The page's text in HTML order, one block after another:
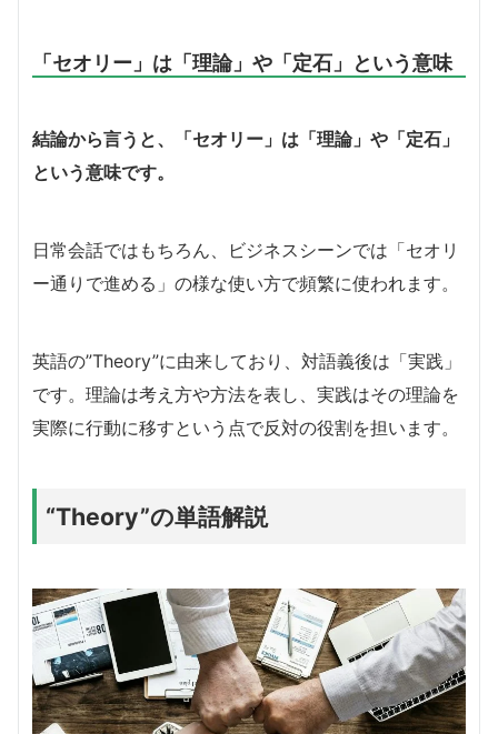
「セオリー」は「理論」や「定石」という意味
結論から言うと、「セオリー」は「理論」や「定石」
という意味です。
日常会話ではもちろん、ビジネスシーンでは「セオリ
ー通りで進める」の様な使い方で頻繁に使われます。
英語の”Theory”に由来しており、対語義後は「実践」
です。理論は考え方や方法を表し、実践はその理論を
実際に行動に移すという点で反対の役割を担います。
“Theory”の単語解説